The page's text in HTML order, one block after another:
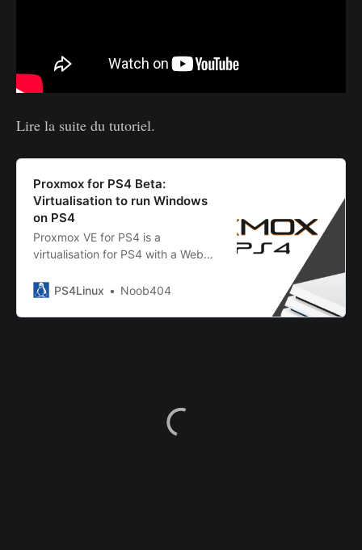
Lire la suite du tutoriel.
Proxmox for PS4 Beta:
Virtualisation to run Windows
on PS4
Proxmox VE for PS4 is a
virtualisation for PS4 with a Web
Virtual machines with Windows and
PS4Linux Noob404